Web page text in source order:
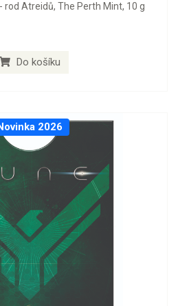
rod Atreidů, The Perth Mint, 10 g
Do košíku
2026